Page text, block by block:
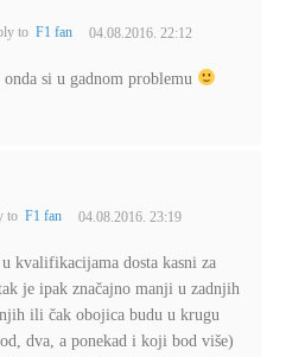
to F1 fan 04.08.2016. 22:12
si u gadnom problemu
toF1 fan 04.08.2016. 23:19
kvalifikacijama dosta kasni za
je ipak značajno manji u zadnjih
ili čak obojica budu u krugu
dva, a ponekad i koji bod više)